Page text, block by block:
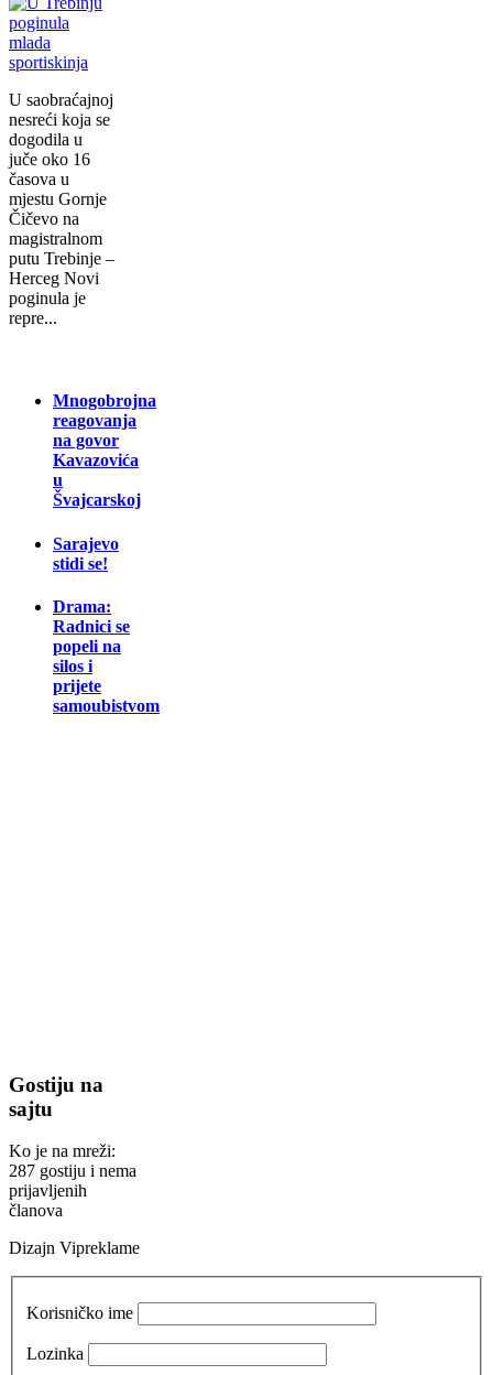
U saobraćajnoj
nesreći koja se
dogodila u
juče oko 16
časova u
mjestu Gornje
Čičevo na
magistralnom
putu Trebinje –
Herceg Novi
poginula je
repre...
Mnogobrojna
reagovanja
na govor
Kavazovića
u
Švajcarskoj
Sarajevo
stidi se!
Drama:
Radnici se
popeli na
silos i
prijete
samoubistvom
Gostiju na
sajtu
Ko je na mreži:
287 gostiju i nema
prijavljenih
članova
Dizajn Vipreklame
Korisničko ime
Lozinka